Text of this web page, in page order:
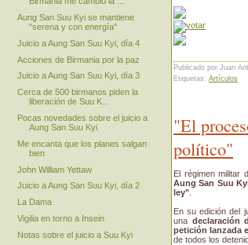
Publicado por Juan
Etiquetas: Artículos
"El
político"
El régimen militar
Aung San Suu
ley"
En su edición del
una declaración
petición lanzada
de todos los
Aung San Suu Kyi se mantiene
"serena y con energía"
Juicio a Aung San Suu Kyi, día 4
Acciones de Birmania por la paz
Juicio a Aung San Suu Kyi, día 3
Cerca de 500 birmanos piden la
liberación de Suu K...
Pocas novedades sobre el juicio a
Aung San Suu Kyi
Me encanta que los planes salgan
bien
John William Yettaw
Juicio a Aung San Suu Kyi, día 2
La Dama
Vigilia en torno a Insein
Notas sobre el juicio a Suu Kyi